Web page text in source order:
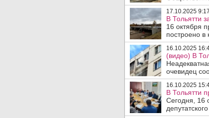
17.10.2025 9:17
В Тольятти
16 октября
построено в
16.10.2025
(видео) В
очевидец
16.10.2025
В Тольятти
Сегодня, 16